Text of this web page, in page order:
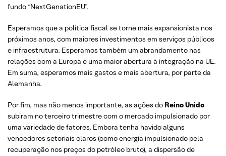
fundo “NextGenationEU”.
Esperamos que a política fiscal se torne mais expansionista nos
próximos anos, com maiores investimentos em serviços públicos
e infraestrutura. Esperamos também um abrandamento nas
relações com a Europa e uma maior abertura à integração na UE.
Em suma, esperamos mais gastos e mais abertura, por parte da
Alemanha.
Por fim, mas não menos importante, as ações do Reino Unido
subiram no terceiro trimestre com o mercado impulsionado por
uma variedade de fatores. Embora tenha havido alguns
vencedores setoriais claros (como energia impulsionado pela
recuperação nos preços do petróleo bruto), a dispersão de